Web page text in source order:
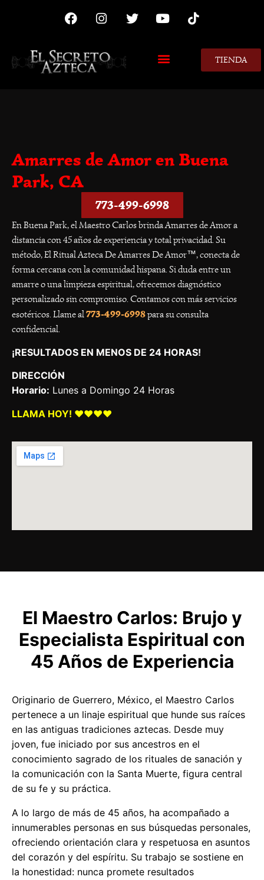
TIENDA
Amarres de Amor en Buena
Park, CA
773-499-6998
En Buena Park, el Maestro Carlos brinda Amarres de Amor a
distancia con 45 años de experiencia y total privacidad. Su
método, El Ritual Azteca De Amarres De Amor™, conecta de
forma cercana con la comunidad hispana. Si duda entre un
amarre o una limpieza espiritual, ofrecemos diagnóstico
personalizado sin compromiso. Contamos con más servicios
esotéricos. Llame al773-499-6998para su consulta
confidencial.
¡RESULTADOS EN MENOS DE 24 HORAS!
DIRECCIÓN
Horario: Lunes a Domingo 24 Horas
LLAMA HOY! ❤️❤️❤️❤️
El Maestro Carlos: Brujo y
Especialista Espiritual con
45 Años de Experiencia
Originario de Guerrero, México, el Maestro Carlos
pertenece a un linaje espiritual que hunde sus raíces
en las antiguas tradiciones aztecas. Desde muy
joven, fue iniciado por sus ancestros en el
conocimiento sagrado de los rituales de sanación y
la comunicación con la Santa Muerte, figura central
de su fe y su práctica.
A lo largo de más de 45 años, ha acompañado a
innumerables personas en sus búsquedas personales,
ofreciendo orientación clara y respetuosa en asuntos
del corazón y del espíritu. Su trabajo se sostiene en
la honestidad: nunca promete resultados